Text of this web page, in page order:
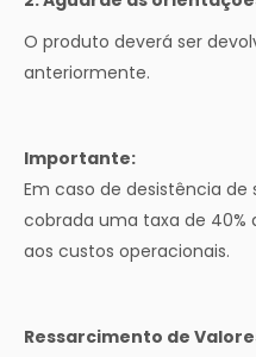
O produto deverá ser
anteriormente.
Importante:
Em caso de desistência
cobrada uma taxa de
aos custos operacionais.
Ressarcimento de